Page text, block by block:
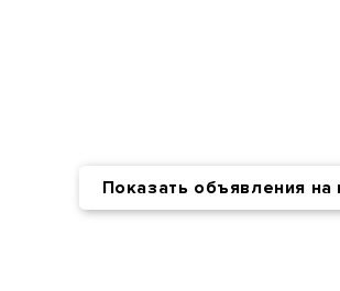
Показать объявления на